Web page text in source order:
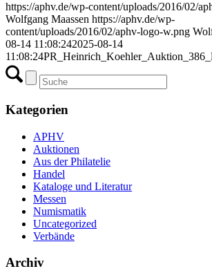
https://aphv.de/wp-content/uploads/2016/02/
Wolfgang Maassen https://aphv.de/wp-
content/uploads/2016/02/aphv-logo-w.png
08-14 11:08:242025-08-14
11:08:24
Kategorien
APHV
Auktionen
Aus der Philatelie
Handel
Kataloge und Literatur
Messen
Numismatik
Uncategorized
Verbände
Archiv